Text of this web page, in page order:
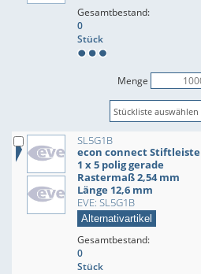
Gesamtbestand:
0
Stück
Menge
SL5G1B
econ connect Stiftleiste
1 x 5 polig gerade
Rastermaß 2,54 mm
Länge 12,6 mm
EVE: SL5G1B
Alternativartikel
Gesamtbestand:
0
Stück